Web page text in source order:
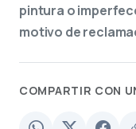
pintura o
motivo de
COMPARTIR CON